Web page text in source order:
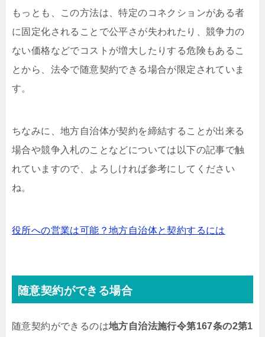
もっとも、この方法は、特定のコネクションがある者
に固定化されることで公平さが失われたり、競争力の
ない価格などでコストが増大したりする危険もあるこ
とから、法令で随意契約できる場合が限定されていま
す。
ちなみに、地方自治体が契約を締結することが出来る
場合や競争入札のことなどについては以下の記事で触
れていますので、よろしければ参考にしてください
ね。
役所への営業は可能？地方自治体と契約するには
随意契約ができる場合
随意契約ができるのは地方自治法施行令第167条の2第1